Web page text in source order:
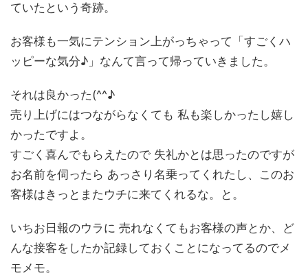
ていたという奇跡。
お客様も一気にテンション上がっちゃって「すごくハ
ッピーな気分♪」なんて言って帰っていきました。
それは良かった(^^♪
売り上げにはつながらなくても 私も楽しかったし嬉し
かったですよ。
すごく喜んでもらえたので 失礼かとは思ったのですが
お名前を伺ったら あっさり名乗ってくれたし、このお
客様はきっとまたウチに来てくれるな。と。
いちお日報のウラに 売れなくてもお客様の声とか、ど
んな接客をしたか記録しておくことになってるのでメ
モメモ。